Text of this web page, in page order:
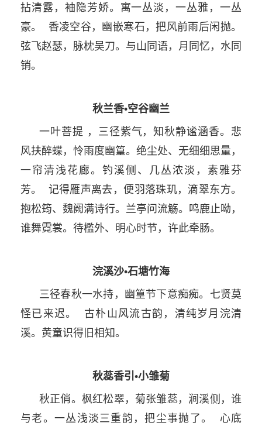
拈清露，袖隐芳娇。寓一丛淡，一丛雅，一丛
豪。 香凌空谷，幽嵌寒石，把风前雨后闲抛。
弦飞赵瑟，脉枕吴刀。与山同语，月同忆，水同
销。
秋兰香•空谷幽兰
一叶菩提 ，三径紫气，知秋静谧涵香。悲
风扶醉蝶，怜雨度幽篁。绝尘处、无细细思量，
一帘清浅花廊。钓溪侧、几丛浓淡，素雅芬
芳。 记得雁声离去，便羽落珠玑，滴翠东方。
抱松筠、魏阙满诗行。兰亭问流觞。鸣鹿止呦，
谁舞霓裳。待檻外、明心时节，许此牵肠。
浣溪沙•石塘竹海
三径春秋一水持，幽篁节下意痴痴。七贤莫
怪已来迟。 古朴山风流古韵，清纯岁月浣清
溪。黄童识得旧相知。
秋蕊香引•小雏菊
秋正俏。枫红松翠，菊张雏蕊，涧溪侧，谁
与老。一丛浅淡三重韵，把尘事抛了。 心底